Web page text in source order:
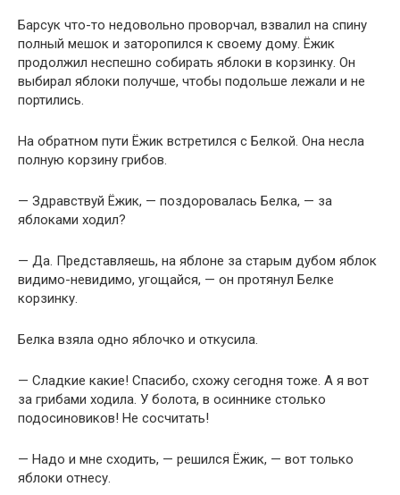
Барсук что-то недовольно проворчал, взвалил на спину
полный мешок и заторопился к своему дому. Ёжик
продолжил неспешно собирать яблоки в корзинку. Он
выбирал яблоки получше, чтобы подольше лежали и не
портились.
На обратном пути Ёжик встретился с Белкой. Она несла
полную корзину грибов.
— Здравствуй Ёжик, — поздоровалась Белка, — за
яблоками ходил?
— Да. Представляешь, на яблоне за старым дубом яблок
видимо-невидимо, угощайся, — он протянул Белке
корзинку.
Белка взяла одно яблочко и откусила.
— Сладкие какие! Спасибо, схожу сегодня тоже. А я вот
за грибами ходила. У болота, в осиннике столько
подосиновиков! Не сосчитать!
— Надо и мне сходить, — решился Ёжик, — вот только
яблоки отнесу.